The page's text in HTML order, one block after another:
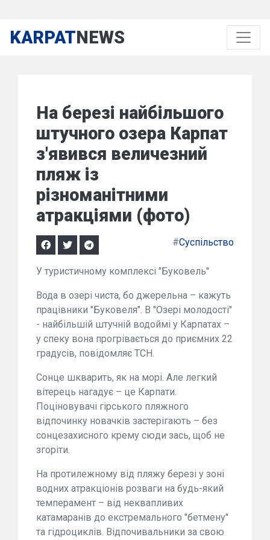
KARPATNEWS
На березі найбільшого
штучного озера Карпат
з'явився величезний
пляж із
різноманітними
атракціями (фото)
#Суспільство
У туристичному комплексі "Буковель"
Вода в озері чиста, бо джерельна – кажуть
працівники "Буковеля". В "Озері молодості"
- найбільшій штучній водоймі у Карпатах –
у спеку вона прогрівається до приємних 22
градусів, повідомляє ТСН.
Сонце шкварить, як на морі. Але легкий
вітерець нагадує – це Карпати.
Поціновувачі гірського пляжного
відпочинку новачків застерігають – без
сонцезахисного крему сюди зась, щоб не
згоріти.
На протилежному від пляжу березі у зоні
водних атракціонів розваги на будь-який
темперамент – від неквапливих
катамаранів до екстремального "бетмену"
та гідроциклів. Відпочивальники за свою